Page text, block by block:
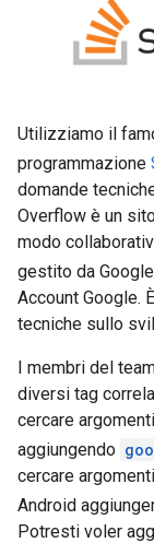
Utilizziamo il
programmazione
domande
Overflow è un
modo
gestito da
Account Google.
tecniche sullo
I membri del
diversi tag
cercare
aggiungendo
cercare
Android
Potresti voler